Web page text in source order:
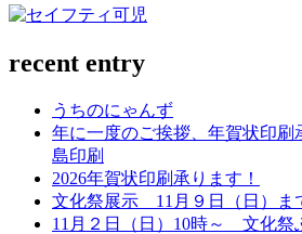
recent entry
うちのにゃんず
年に一度のご挨拶、年賀状印刷
島印刷
2026年賀状印刷承ります！
文化祭展示 11月９日（日）
11月２日（日）10時～ 文化